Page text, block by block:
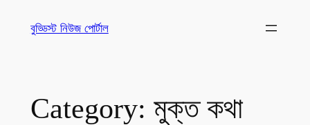
বুড্ডিস্ট নিউজ পোর্টাল
Category: মুক্ত কথা